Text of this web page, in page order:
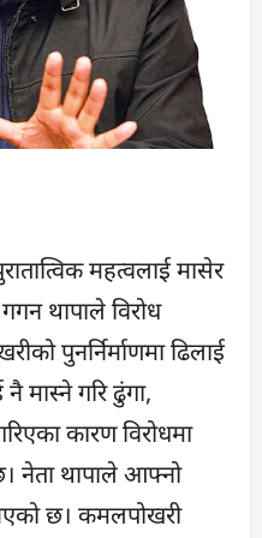
महत्वलाई मासेर
गगन थापाले विरोध
पुनर्निर्माणमा ढिलाई
मास्ने गरि ढुंगा,
कारण विरोधमा
नेता थापाले आफ्नो
छ। कमलपोखरी